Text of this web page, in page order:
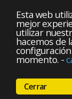
Esta web
mejor
utilizar
hacemos de
momento. -
Cerrar